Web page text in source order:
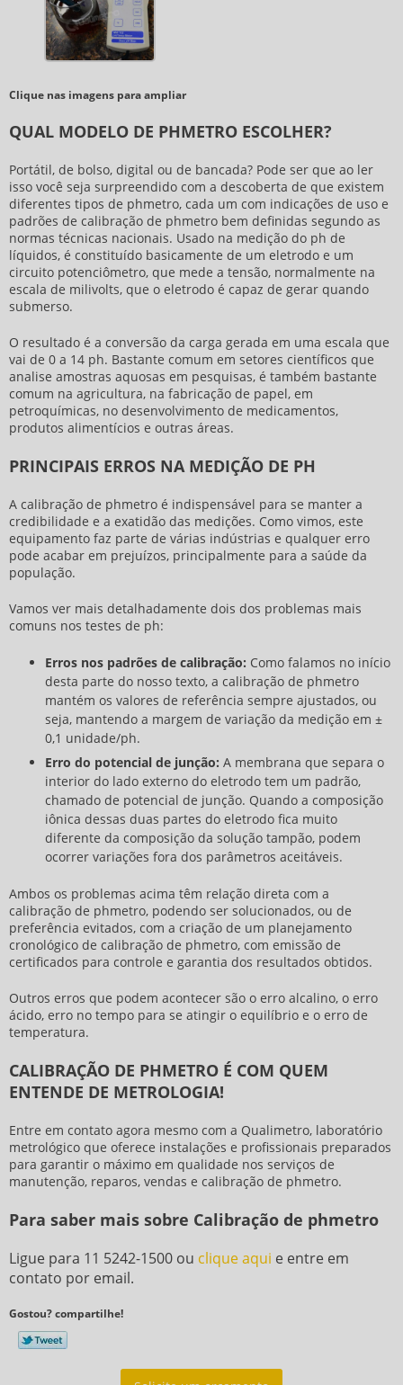
Clique nas imagens para ampliar
QUAL MODELO DE PHMETRO ESCOLHER?
Portátil, de bolso, digital ou de bancada? Pode ser que ao ler
isso você seja surpreendido com a descoberta de que existem
diferentes tipos de phmetro, cada um com indicações de uso e
padrões de calibração de phmetro bem definidas segundo as
normas técnicas nacionais. Usado na medição do ph de
líquidos, é constituído basicamente de um eletrodo e um
circuito potenciômetro, que mede a tensão, normalmente na
escala de milivolts, que o eletrodo é capaz de gerar quando
submerso.
O resultado é a conversão da carga gerada em uma escala que
vai de 0 a 14 ph. Bastante comum em setores científicos que
analise amostras aquosas em pesquisas, é também bastante
comum na agricultura, na fabricação de papel, em
petroquímicas, no desenvolvimento de medicamentos,
produtos alimentícios e outras áreas.
PRINCIPAIS ERROS NA MEDIÇÃO DE PH
A calibração de phmetro é indispensável para se manter a
credibilidade e a exatidão das medições. Como vimos, este
equipamento faz parte de várias indústrias e qualquer erro
pode acabar em prejuízos, principalmente para a saúde da
população.
Vamos ver mais detalhadamente dois dos problemas mais
comuns nos testes de ph:
Erros nos padrões de calibração: Como falamos no início
desta parte do nosso texto, a calibração de phmetro
mantém os valores de referência sempre ajustados, ou
seja, mantendo a margem de variação da medição em ±
0,1 unidade/ph.
Erro do potencial de junção: A membrana que separa o
interior do lado externo do eletrodo tem um padrão,
chamado de potencial de junção. Quando a composição
iônica dessas duas partes do eletrodo fica muito
diferente da composição da solução tampão, podem
ocorrer variações fora dos parâmetros aceitáveis.
Ambos os problemas acima têm relação direta com a
calibração de phmetro, podendo ser solucionados, ou de
preferência evitados, com a criação de um planejamento
cronológico de calibração de phmetro, com emissão de
certificados para controle e garantia dos resultados obtidos.
Outros erros que podem acontecer são o erro alcalino, o erro
ácido, erro no tempo para se atingir o equilíbrio e o erro de
temperatura.
CALIBRAÇÃO DE PHMETRO É COM QUEM
ENTENDE DE METROLOGIA!
Entre em contato agora mesmo com a Qualimetro, laboratório
metrológico que oferece instalações e profissionais preparados
para garantir o máximo em qualidade nos serviços de
manutenção, reparos, vendas e calibração de phmetro.
Para saber mais sobre Calibração de phmetro
Ligue para 11 5242-1500 ou clique aqui e entre em
contato por email.
Gostou? compartilhe!